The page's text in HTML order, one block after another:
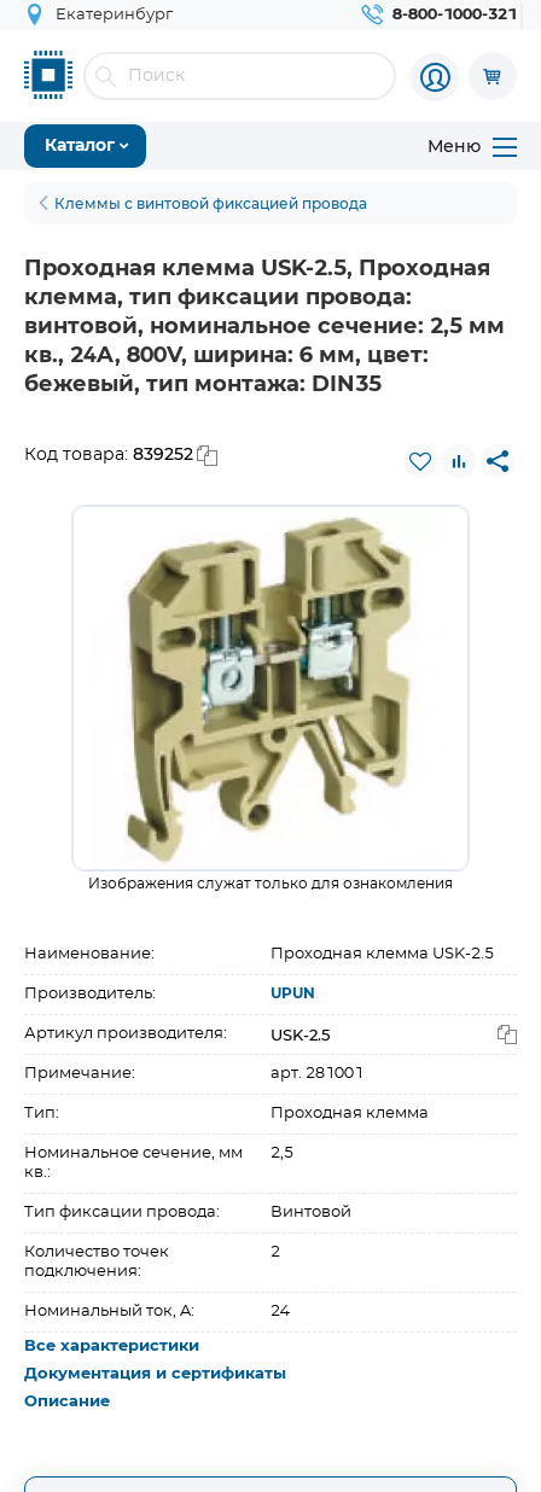
Екатеринбург 8-800-1000-321
Каталог Меню
Клеммы с винтовой фиксацией провода
Проходная клемма USK-2.5, Проходная
клемма, тип фиксации провода:
винтовой, номинальное сечение: 2,5 мм
кв., 24A, 800V, ширина: 6 мм, цвет:
бежевый, тип монтажа: DIN35
Код товара: 839252
Изображения служат только для ознакомления
Наименование: Проходная клемма USK-2.5
Производитель: UPUN
Артикул производителя: USK-2.5
Примечание: арт. 281001
Тип: Проходная клемма
Номинальное сечение, мм
кв.:
2,5
Тип фиксации провода: Винтовой
Количество точек
подключения:
2
Номинальный ток, A: 24
Все характеристики
Документация и сертификаты
Описание